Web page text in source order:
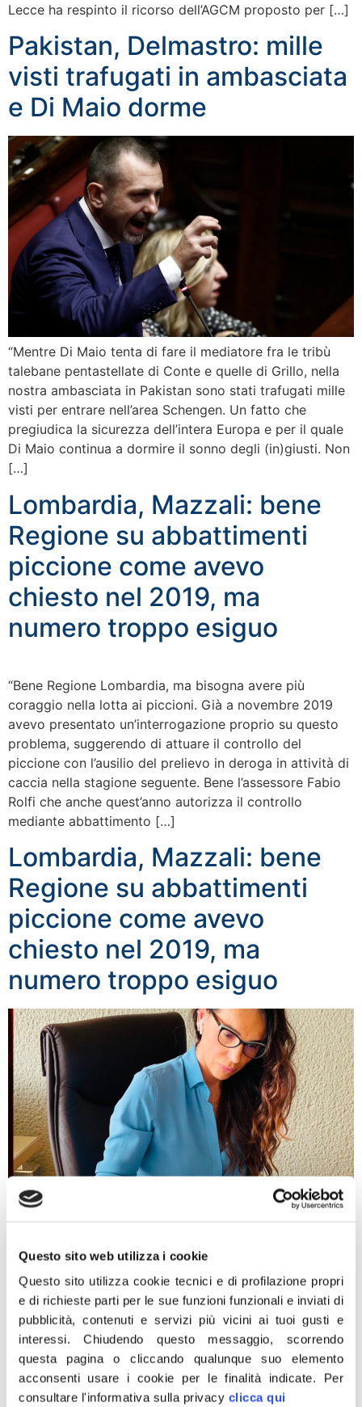
Questo sito web utilizza i cookie
Questo sito utilizza cookie tecnici e di profilazione propri
e di richieste parti per le sue funzioni funzionali e inviati di
pubblicità, contenuti e servizi più vicini ai tuoi gusti e
interessi.Chiudendo questo messaggio, scorrendo
questa pagina o cliccando qualunque suo elemento
acconsenti usare i cookie per le finalità indicate. Per
consultare l'informativa sulla privacy clicca qui
Lecce ha respinto il ricorso dell’AGCM proposto per […]
Pakistan, Delmastro: mille
visti trafugati in ambasciata
e Di Maio dorme
“Mentre Di Maio tenta di fare il mediatore fra le tribù
talebane pentastellate di Conte e quelle di Grillo, nella
nostra ambasciata in Pakistan sono stati trafugati mille
visti per entrare nell’area Schengen. Un fatto che
pregiudica la sicurezza dell’intera Europa e per il quale
Di Maio continua a dormire il sonno degli (in)giusti. Non
[…]
Lombardia, Mazzali: bene
Regione su abbattimenti
piccione come avevo
chiesto nel 2019, ma
numero troppo esiguo
“Bene Regione Lombardia, ma bisogna avere più
coraggio nella lotta ai piccioni. Già a novembre 2019
avevo presentato un’interrogazione proprio su questo
problema, suggerendo di attuare il controllo del
piccione con l’ausilio del prelievo in deroga in attività di
caccia nella stagione seguente. Bene l’assessore Fabio
Rolfi che anche quest’anno autorizza il controllo
mediante abbattimento […]
Lombardia, Mazzali: bene
Regione su abbattimenti
piccione come avevo
chiesto nel 2019, ma
numero troppo esiguo
coraggio nella lotta ai piccioni. Già a novembre 2019
avevo presentato un’interrogazione proprio su questo
problema, suggerendo di attuare il controllo del
piccione con l’ausilio del prelievo in deroga in attività di
caccia nella stagione seguente. Bene l’assessore Fabio
Rolfi che anche quest’anno autorizza il controllo
mediante abbattimento […]